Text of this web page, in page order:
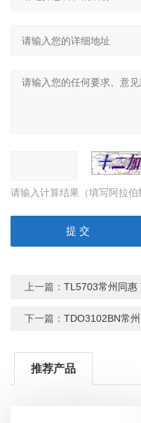
请输入计算结果（填写阿拉
上一篇：TL5703常州同惠
下一篇：TDO3102BN常州
推荐产品